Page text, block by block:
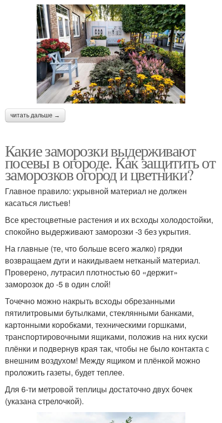
читать дальше →
Какие заморозки выдерживают
посевы в огороде. Как защитить от
заморозков огород и цветники?
Главное правило: укрывной материал не должен
касаться листьев!
Все крестоцветные растения и их всходы холодостойки,
спокойно выдерживают заморозки -3 без укрытия.
На главные (те, что больше всего жалко) грядки
возвращаем дуги и накидываем нетканый материал.
Проверено, лутрасил плотностью 60 «держит»
заморозок до -5 в один слой!
Точечно можно накрыть всходы обрезанными
пятилитровыми бутылками, стеклянными банками,
картонными коробками, техническими горшками,
транспортировочными ящиками, положив на них куски
плёнки и подвернув края так, чтобы не было контакта с
внешним воздухом! Между ящиком и плёнкой можно
проложить газеты, будет теплее.
Для 6-ти метровой теплицы достаточно двух бочек
(указана стрелочкой).